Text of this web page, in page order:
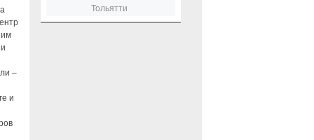
им
–
и
Тольятти